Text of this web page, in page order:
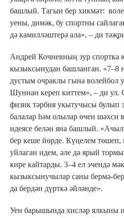
башлый. Тагын бер хикмәт:
уены, димәк, бу спортны
дә камилләштерә ала», – ди
Андрей Кочневның зур спортка
кызыксынудан башланган. «7–8
дустым очраклы гына волейбол
Шуннан кереп киттем», – ди ул.
физик тәрбия укытучысы булып
балалар һәм олылар өчен шәхси
идеясе белән яна башлый.
бер кеше йөрде. Күңелем
уйлаган идем, әле дә ярый
кире кайтарды. 3–4 ел эчендә
кызыксынучылар саны бермә-
да бердән дүрткә әйләнде».
Уен барышында хисләр ялкыны